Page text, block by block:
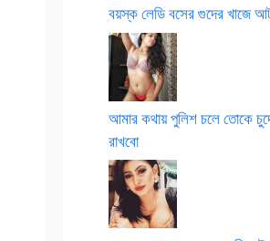
বয়স্ক লেডি বসের গুদের খাজে
আমার কথায় পুলিশ চলে তোকে
রাখবো